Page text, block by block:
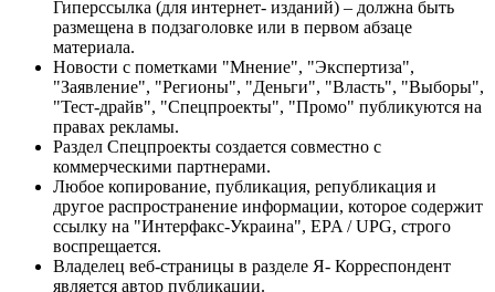
Гиперссылка (для интернет- изданий) – должна быть
размещена в подзаголовке или в первом абзаце
материала.
Новости с пометками "Мнение", "Экспертиза",
"Заявление", "Регионы", "Деньги", "Власть", "Выборы",
"Тест-драйв", "Спецпроекты", "Промо" публикуются на
правах рекламы.
Раздел Спецпроекты создается совместно с
коммерческими партнерами.
Любое копирование, публикация, републикация и
другое распространение информации, которое содержит
ссылку на "Интерфакс-Украина", EPA / UPG, строго
воспрещается.
Владелец веб-страницы в разделе Я- Корреспондент
является автор публикации.